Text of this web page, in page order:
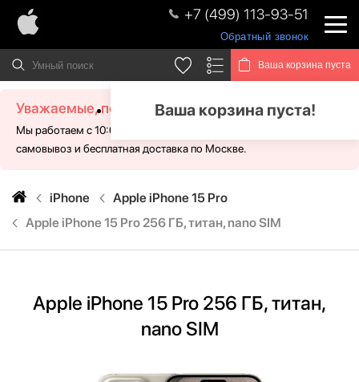
+7 (499) 113-93-51
Обратный звонок
Ваша корзина пуста
Ваша корзина пуста!
Уважаемые, посетители!
Мы работаем с 10:00 - 21:00 без выходных. Для Вас доступен
самовывоз и бесплатная доставка по Москве.
iPhone
Apple iPhone 15 Pro
Apple iPhone 15 Pro 256 ГБ, титан, nano SIM
Apple iPhone 15 Pro 256 ГБ, титан,
nano SIM